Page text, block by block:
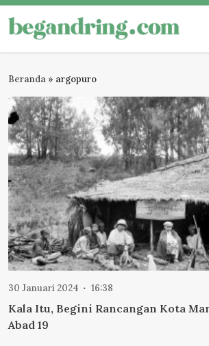
Skip
to
content
Begandring
Menjaga ingatan untuk masa depan
Beranda » argopuro
30 Januari 2024 16:38
Kala Itu, Begini Rancangan Kota
Abad 19